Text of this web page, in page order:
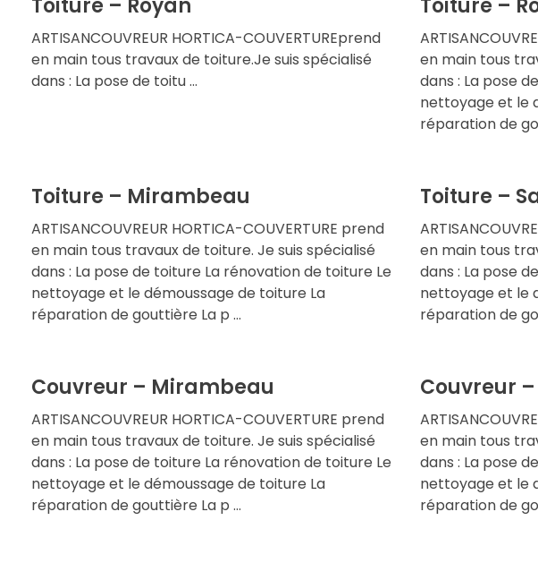
Toiture – Royan
ARTISANCOUVREUR HORTICA-COUVERTUREprend
en main tous travaux de toiture.Je suis spécialisé
dans : La pose de toitu ...
Toiture –
en main tous
dans : La pose
nettoyage et le
réparation de
Toiture – Mirambeau
ARTISANCOUVREUR HORTICA-COUVERTURE prend
en main tous travaux de toiture. Je suis spécialisé
dans : La pose de toiture La rénovation de toiture Le
nettoyage et le démoussage de toiture La
réparation de gouttière La p ...
Toiture –
en main tous
dans : La pose
nettoyage et le
réparation de
Couvreur – Mirambeau
ARTISANCOUVREUR HORTICA-COUVERTURE prend
en main tous travaux de toiture. Je suis spécialisé
dans : La pose de toiture La rénovation de toiture Le
nettoyage et le démoussage de toiture La
réparation de gouttière La p ...
Couvreur
en main tous
dans : La pose
nettoyage et le
réparation de